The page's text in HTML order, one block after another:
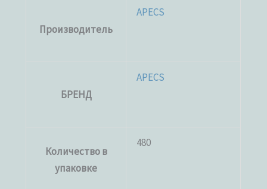
Производитель
APECS
БРЕНД
APECS
Количество в
упаковке
480